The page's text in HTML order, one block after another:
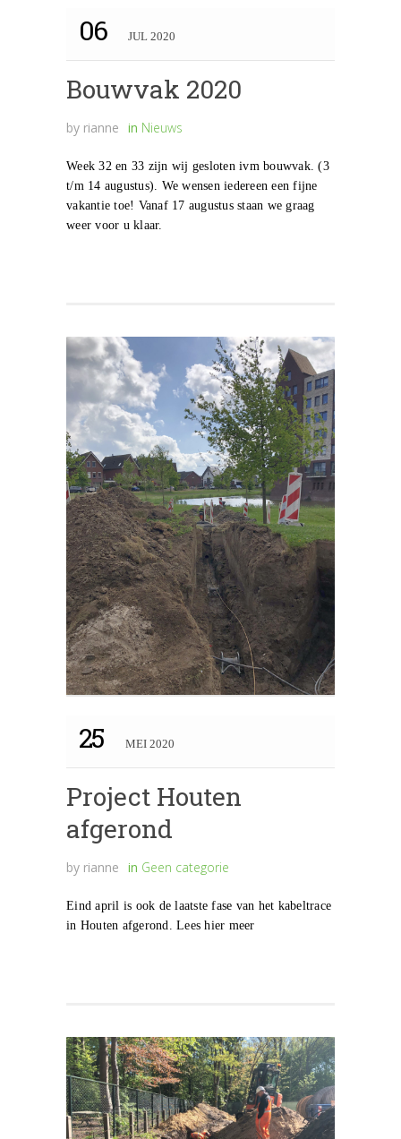
06 JUL 2020
Bouwvak 2020
by rianne in Nieuws
Week 32 en 33 zijn wij gesloten ivm bouwvak. (3
t/m 14 augustus). We wensen iedereen een fijne
vakantie toe! Vanaf 17 augustus staan we graag
weer voor u klaar.
25 MEI 2020
Project Houten
afgerond
by rianne in Geen categorie
Eind april is ook de laatste fase van het kabeltrace
in Houten afgerond. Lees hier meer